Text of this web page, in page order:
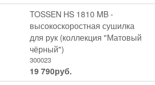
TOSSEN HS 1810 MB -
высокоскоростная сушилка
для рук (коллекция "Матовый
чёрный")
300023
19 790руб.